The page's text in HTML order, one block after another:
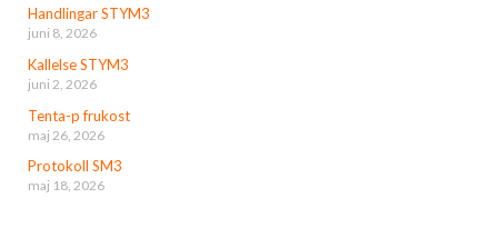
Handlingar STYM3
juni 8, 2026
Kallelse STYM3
juni 2, 2026
Tenta-p frukost
maj 26, 2026
Protokoll SM3
maj 18, 2026